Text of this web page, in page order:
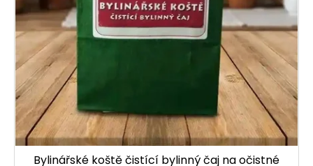
Bylinářské koště čistící bylinný čaj na očistné